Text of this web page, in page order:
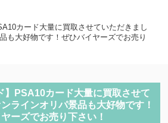
カード大量に買取させていただきまし
も大好物です！ぜひバイヤーズでお売り
】PSA10カード大量に買取させて
ラインオリパ景品も大好物です！
ーズでお売り下さい！